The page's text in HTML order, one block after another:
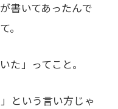
書いてあったんで
。
た」ってこと。
という言い方じゃ